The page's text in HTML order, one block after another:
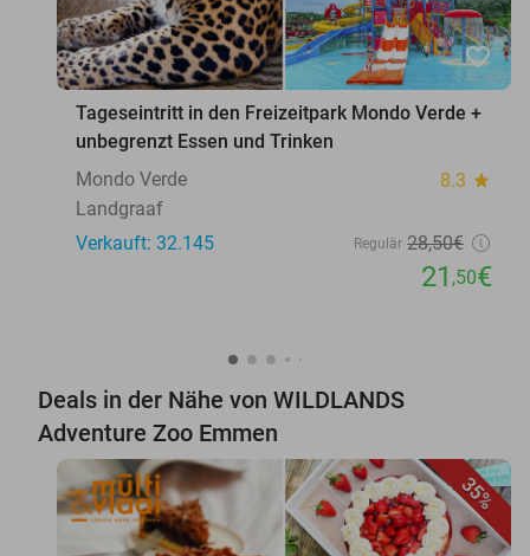
favorite_border
Tageseintritt in den Freizeitpark Mondo Verde +
unbegrenzt Essen und Trinken
Mondo Verde
8.3 star
Landgraaf
Verkauft: 32.145
Regulär 28,50€
21 ,50€
Deals in der Nähe von WILDLANDS
Adventure Zoo Emmen
35%